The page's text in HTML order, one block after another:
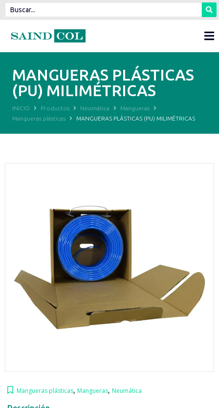
MANGUERAS PLÁSTICAS
(PU) MILIMÉTRICAS
INICIO Productos Neumática
Mangueras
Mangueras plásticas
MANGUERAS PLÁSTICAS (PU) MILIMÉTRICAS
Mangueras plásticas, Mangueras, Neumática